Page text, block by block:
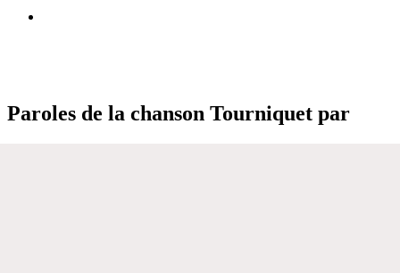
Paroles de la chanson Tourniquet par